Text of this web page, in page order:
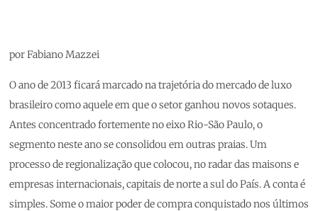
por Fabiano Mazzei
O ano de 2013 ficará marcado na trajetória do mercado de luxo
brasileiro como aquele em que o setor ganhou novos sotaques.
Antes concentrado fortemente no eixo Rio-São Paulo, o
segmento neste ano se consolidou em outras praias. Um
processo de regionalização que colocou, no radar das maisons e
empresas internacionais, capitais de norte a sul do País. A conta é
simples. Some o maior poder de compra conquistado nos últimos